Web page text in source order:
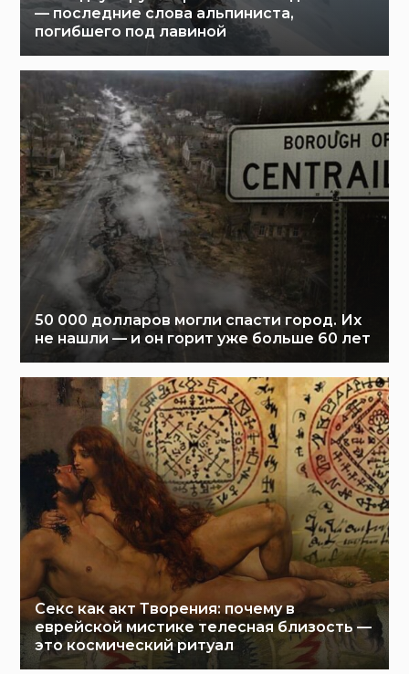
— последние слова альпиниста,
погибшего под лавиной
50 000 долларов могли спасти город. Их
не нашли — и он горит уже больше 60 лет
Секс как акт Творения: почему в
еврейской мистике телесная близость —
это космический ритуал